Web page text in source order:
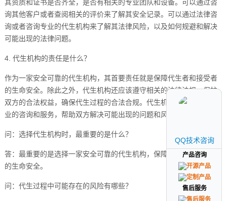
其资质和证书是否齐全，是否有相关的专业团队和设备。可以通过咨
询其他客户或者查阅相关的评价来了解其安全记录。可以通过法律咨
询或者咨询专业的代生机构来了解其法律风险，以及如何规避和解决
可能出现的法律问题。
4. 代生机构的责任是什么？
作为一家安全可靠的代生机构，其首要责任就是保障代生者和接受者
的生命安全。除此之外，代生机构还应该遵守相关的法律法规，保护
双方的合法权益，确保代生过程的合法合规。代生机构还应该提供专
业的咨询和服务，帮助双方解决可能出现的问题和风险。
问：选择代生机构时，最重要的是什么？
答：最重要的是选择一家安全可靠的代生机构，保障代生者和接受者
的生命安全。
问：代生过程中可能存在的风险有哪些？
QQ技术咨询
产品咨询
售后服务
QQ技术咨询
产品咨询
售后服务